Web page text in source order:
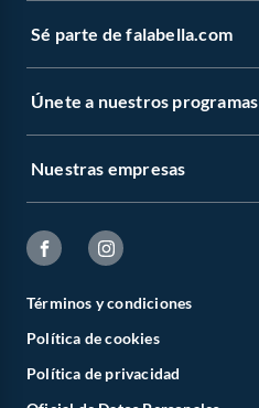
Sé parte de falabella.com
Únete a nuestros programas
Nuestras empresas
Términos y condiciones
Política de cookies
Política de privacidad